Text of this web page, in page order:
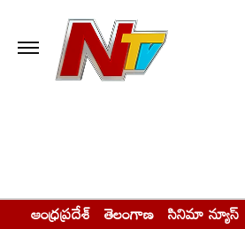
ఆంధ్రప్రదేశ్ తెలంగాణ సినిమా న్యూస్